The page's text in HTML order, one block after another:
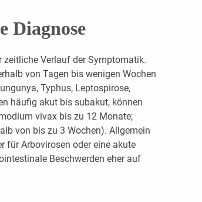
Diagnose
zeitliche Verlauf der Symptomatik.
von Tagen bis wenigen Wochen
Typhus, Leptospirose,
häufig akut bis subakut, können
vivax bis zu 12 Monate;
von bis zu 3 Wochen). Allgemein
für Arbovirosen oder eine akute
Beschwerden eher auf